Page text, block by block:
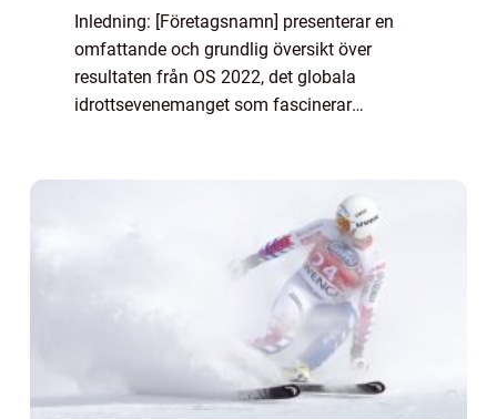
Inledning: [Företagsnamn] presenterar en
omfattande och grundlig översikt över
resultaten från OS 2022, det globala
idrottsevenemanget som fascinerar